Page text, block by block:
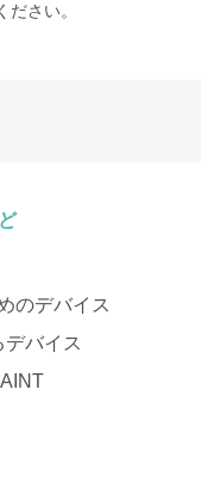
さい。
のデバイス
バイス